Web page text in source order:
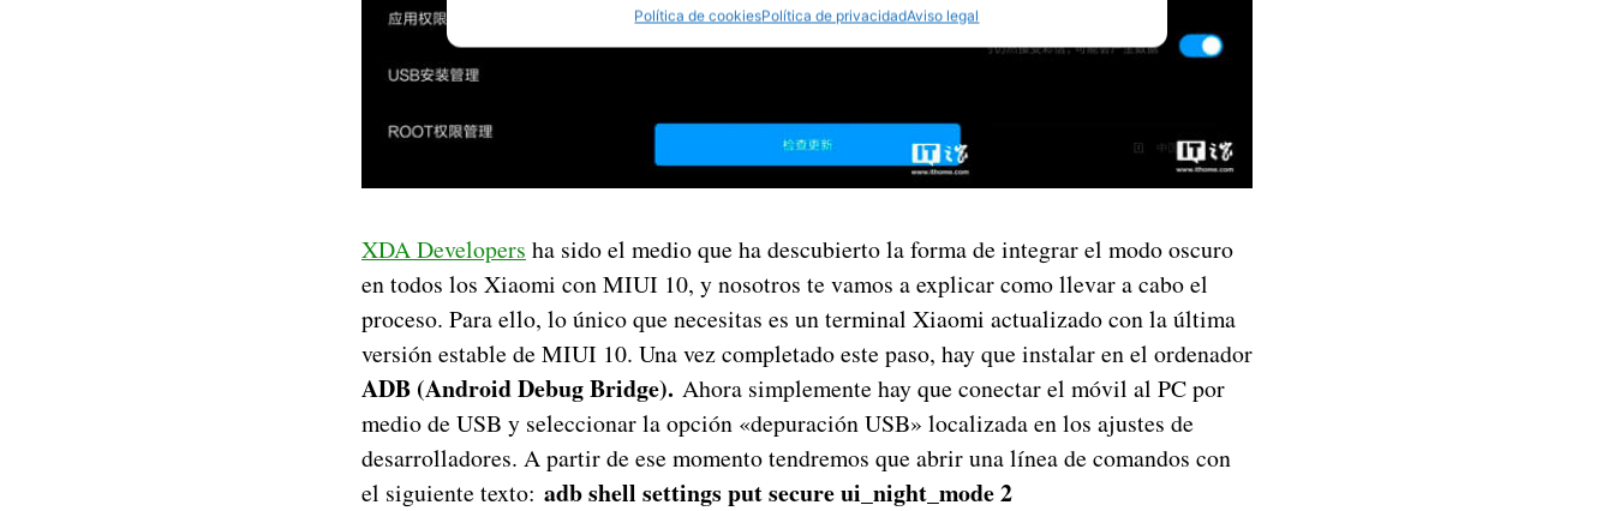
Política de cookiesPolítica de privacidadAviso legal
XDA Developers ha sido el medio que ha descubierto la forma de integrar el modo oscuro
en todos los Xiaomi con MIUI 10, y nosotros te vamos a explicar como llevar a cabo el
proceso. Para ello, lo único que necesitas es un terminal Xiaomi actualizado con la última
versión estable de MIUI 10. Una vez completado este paso, hay que instalar en el ordenador
ADB (Android Debug Bridge). Ahora simplemente hay que conectar el móvil al PC por
medio de USB y seleccionar la opción «depuración USB» localizada en los ajustes de
desarrolladores. A partir de ese momento tendremos que abrir una línea de comandos con
el siguiente texto: adb shell settings put secure ui_night_mode 2